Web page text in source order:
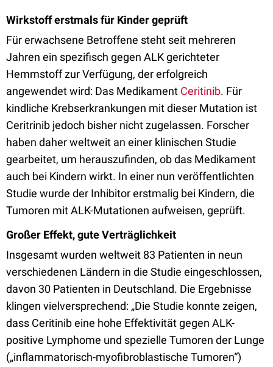
Wirkstoff erstmals für Kinder geprüft
Für erwachsene Betroffene steht seit mehreren
Jahren ein spezifisch gegen ALK gerichteter
Hemmstoff zur Verfügung, der erfolgreich
angewendet wird: Das Medikament Ceritinib. Für
kindliche Krebserkrankungen mit dieser Mutation ist
Ceritrinib jedoch bisher nicht zugelassen. Forscher
haben daher weltweit an einer klinischen Studie
gearbeitet, um herauszufinden, ob das Medikament
auch bei Kindern wirkt. In einer nun veröffentlichten
Studie wurde der Inhibitor erstmalig bei Kindern, die
Tumoren mit ALK-Mutationen aufweisen, geprüft.
Großer Effekt, gute Verträglichkeit
Insgesamt wurden weltweit 83 Patienten in neun
verschiedenen Ländern in die Studie eingeschlossen,
davon 30 Patienten in Deutschland. Die Ergebnisse
klingen vielversprechend: „Die Studie konnte zeigen,
dass Ceritinib eine hohe Effektivität gegen ALK-
positive Lymphome und spezielle Tumoren der Lunge
(„inflammatorisch-myofibroblastische Tumoren“)